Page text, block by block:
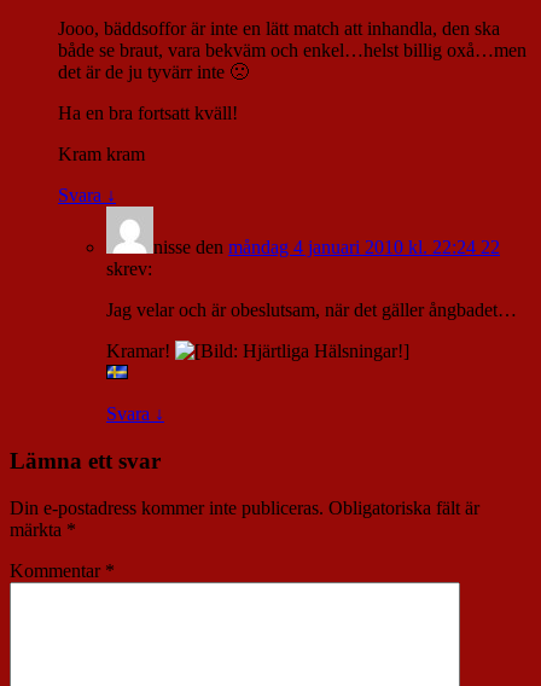
Jooo, bäddsoffor är inte en lätt match att inhandla, den ska
både se braut, vara bekväm och enkel…helst billig oxå…men
det är de ju tyvärr inte 🙁
Ha en bra fortsatt kväll!
Kram kram
Svara ↓
nisse den måndag 4 januari 2010 kl. 22:24 22
skrev:
Jag velar och är obeslutsam, när det gäller ångbadet…
Kramar!
Svara ↓
Lämna ett svar
Din e-postadress kommer inte publiceras. Obligatoriska fält är
märkta *
Kommentar *